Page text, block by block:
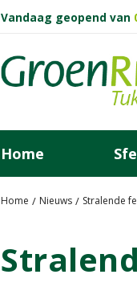
Home Nieuws Stralende
Vandaag geopend van
Home